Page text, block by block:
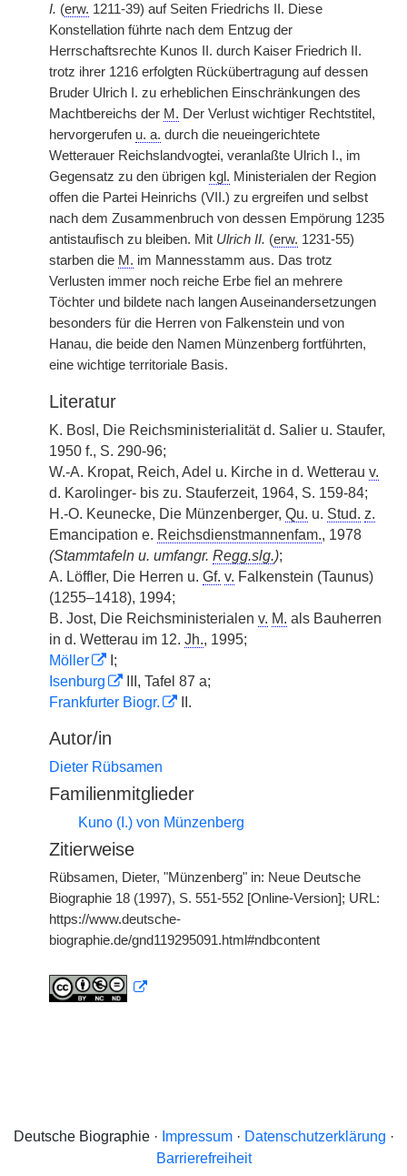
I. (erw. 1211-39) auf Seiten Friedrichs II. Diese
Konstellation führte nach dem Entzug der
Herrschaftsrechte Kunos II. durch Kaiser Friedrich II.
trotz ihrer 1216 erfolgten Rückübertragung auf dessen
Bruder Ulrich I. zu erheblichen Einschränkungen des
Machtbereichs der M. Der Verlust wichtiger Rechtstitel,
hervorgerufen u. a. durch die neueingerichtete
Wetterauer Reichslandvogtei, veranlaßte Ulrich I., im
Gegensatz zu den übrigen kgl. Ministerialen der Region
offen die Partei Heinrichs (VII.) zu ergreifen und selbst
nach dem Zusammenbruch von dessen Empörung 1235
antistaufisch zu bleiben. Mit Ulrich II. (erw. 1231-55)
starben die M. im Mannesstamm aus. Das trotz
Verlusten immer noch reiche Erbe fiel an mehrere
Töchter und bildete nach langen Auseinandersetzungen
besonders für die Herren von Falkenstein und von
Hanau, die beide den Namen Münzenberg fortführten,
eine wichtige territoriale Basis.
Literatur
K. Bosl, Die Reichsministerialität d. Salier u. Staufer,
1950 f., S. 290-96;
W.-A. Kropat, Reich, Adel u. Kirche in d. Wetterau v.
d. Karolinger- bis zu. Stauferzeit, 1964, S. 159-84;
H.-O. Keunecke, Die Münzenberger, Qu. u. Stud. z.
Emancipation e. Reichsdienstmannenfam., 1978
(Stammtafeln u. umfangr. Regg.slg.);
A. Löffler, Die Herren u. Gf. v. Falkenstein (Taunus)
(1255–1418), 1994;
B. Jost, Die Reichsministerialen v. M. als Bauherren
in d. Wetterau im 12. Jh., 1995;
Möller
I;
Isenburg
III, Tafel 87 a;
Frankfurter Biogr.
II.
Autor/in
Dieter Rübsamen
Familienmitglieder
Kuno (I.) von Münzenberg
Zitierweise
Rübsamen, Dieter, "Münzenberg" in: Neue Deutsche
Biographie 18 (1997), S. 551-552 [Online-Version]; URL:
https://www.deutsche-
biographie.de/gnd119295091.html#ndbcontent
Deutsche Biographie · Impressum· Datenschutzerklärung ·
Barrierefreiheit